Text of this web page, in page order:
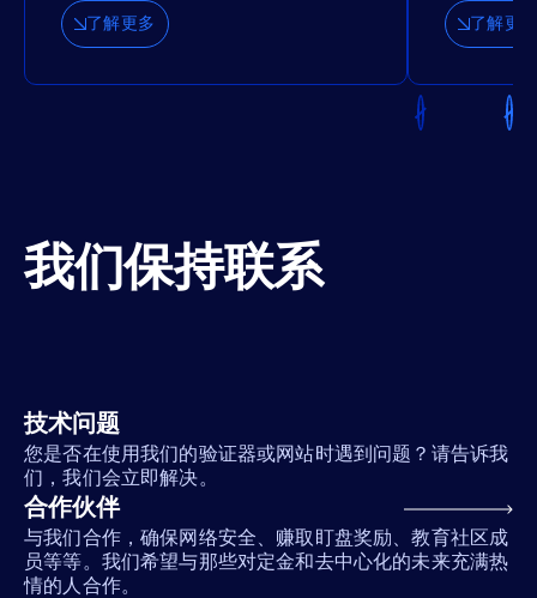
了解更多 了解更
我们保持联系
技术问题
您是否在使用我们的验证器或网站时遇到问题？请告诉我
们，我们会立即解决。
合作伙伴
与我们合作，确保网络安全、赚取盯盘奖励、教育社区成
员等等。我们希望与那些对定金和去中心化的未来充满热
情的人合作。